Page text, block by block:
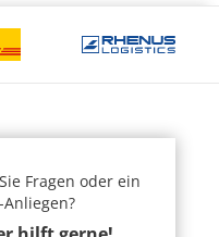
Fragen oder ein
Anliegen?